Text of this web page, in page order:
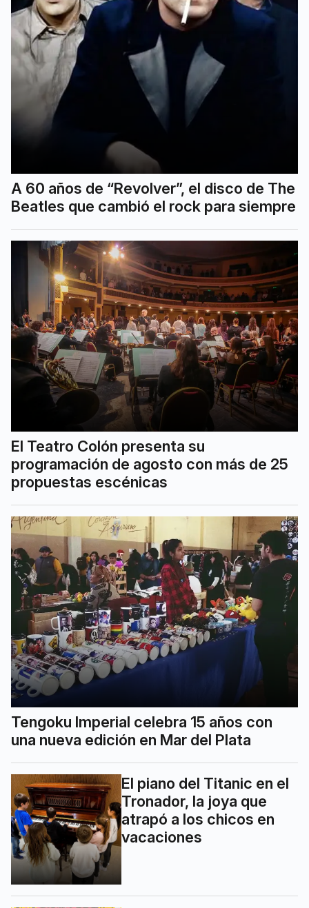
A 60 años de “Revolver”, el disco de The
Beatles que cambió el rock para siempre
El Teatro Colón presenta su
programación de agosto con más de 25
propuestas escénicas
Tengoku Imperial celebra 15 años con
una nueva edición en Mar del Plata
El piano del Titanic en el
Tronador, la joya que
atrapó a los chicos en
vacaciones